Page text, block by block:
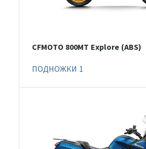
CFMOTO 800MT Explore (ABS)
ПОДНОЖКИ 1